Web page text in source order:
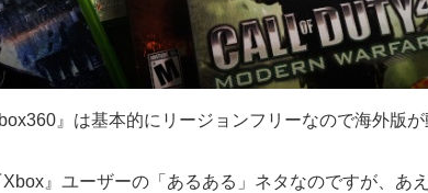
』は基本的にリージョンフリーなので海外版
』ユーザーの「あるある」ネタなのですが、あ